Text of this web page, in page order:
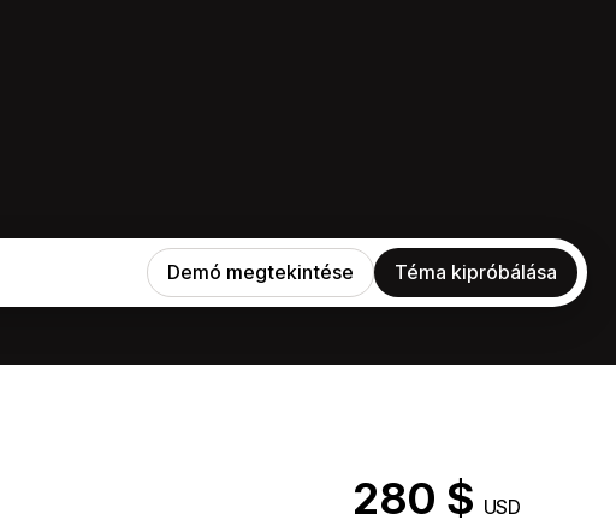
Demó megtekintése Téma kipróbálása
280 $ USD